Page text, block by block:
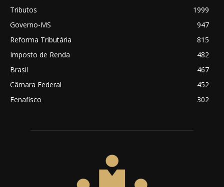
Tributos
1999
Governo-MS
947
Reforma Tributária
815
Imposto de Renda
482
Brasil
467
Câmara Federal
452
Fenafisco
302